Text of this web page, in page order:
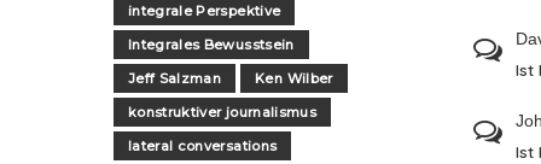
integrale Perspektive
Integrales Bewusstsein
Jeff Salzman
Ken Wilber
konstruktiver journalismus
lateral conversations
Ist
Ist